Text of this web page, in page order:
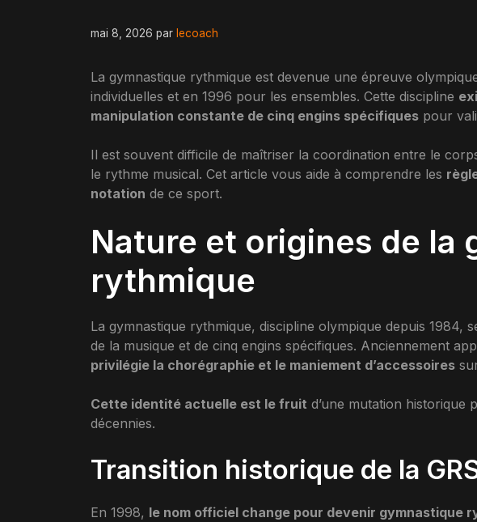
mai 8, 2026 par lecoach
La gymnastique rythmique est devenue une épreuve
individuelles et en 1996 pour les ensembles. Cette discipline
manipulation constante de cinq engins spécifiques pour
Il est souvent difficile de maîtriser la coordination entre le
le rythme musical. Cet article vous aide à comprendre les
notation de ce sport.
Nature et origines de la
rythmique
La gymnastique rythmique, discipline olympique depuis 1984,
de la musique et de cinq engins spécifiques. Anciennement
privilégie la chorégraphie et le maniement d’accessoires
Cette identité actuelle est le fruit d’une mutation historique
décennies.
Transition historique de la
En 1998, le nom officiel change pour devenir gymnastique